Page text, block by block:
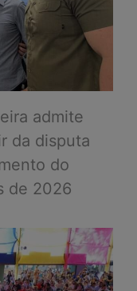
admite
da disputa
do
de 2026